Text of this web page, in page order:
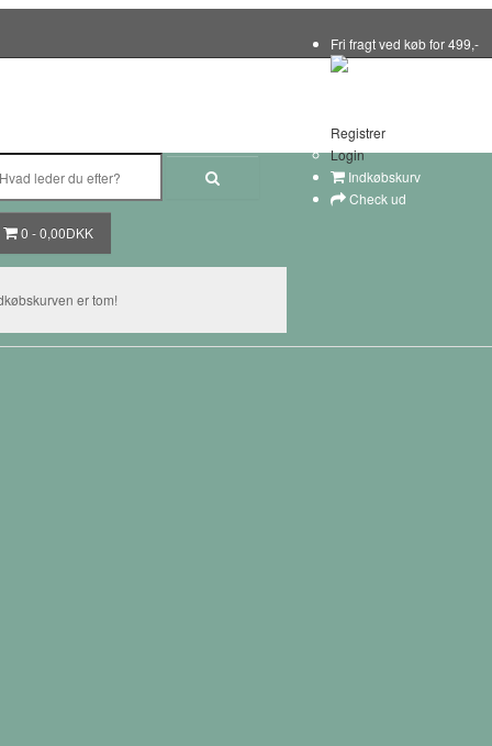
Fri fragt ved køb for 499,-
Registrer
Login
Indkøbskurv
Check ud
0 - 0,00DKK
er tom!